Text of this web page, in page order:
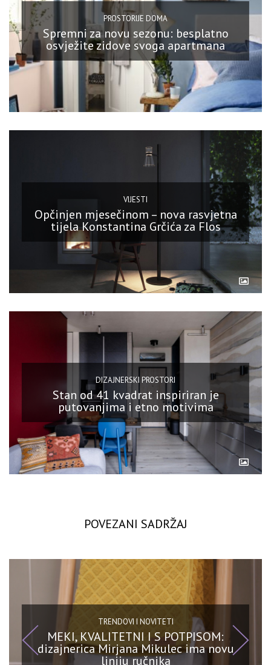
PROSTORIJE DOMA
Spremni za novu sezonu: besplatno
osvježite zidove svoga apartmana
VIJESTI
Opčinjen mjesečinom – nova rasvjetna
tijela Konstantina Grčića za Flos
DIZAJNERSKI PROSTORI
Stan od 41 kvadrat inspiriran je
putovanjima i etno motivima
POVEZANI SADRŽAJ
TRENDOVI I NOVITETI
MEKI, KVALITETNI I S POTPISOM:
dizajnerica Mirjana Mikulec ima novu
liniju ručnika